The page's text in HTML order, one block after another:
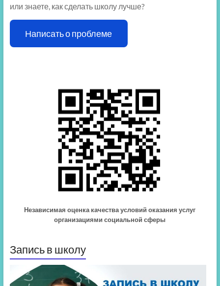
или знаете, как сделать школу лучше?
Написать о проблеме
Независимая оценка качества условий оказания услуг
организациями социальной сферы
Запись в школу